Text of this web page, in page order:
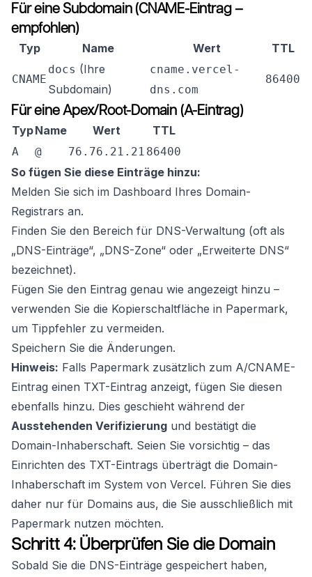
Für eine Subdomain (CNAME-Eintrag –
empfohlen)
Typ Name Wert TTL
CNAME
docs (Ihre
Subdomain)
cname.vercel-
dns.com
86400
Für eine Apex/Root-Domain (A-Eintrag)
TypName Wert TTL
A @ 76.76.21.21 86400
So fügen Sie diese Einträge hinzu:
Melden Sie sich im Dashboard Ihres Domain-
Registrars an.
Finden Sie den Bereich für DNS-Verwaltung (oft als
„DNS-Einträge“, „DNS-Zone“ oder „Erweiterte DNS“
bezeichnet).
Fügen Sie den Eintrag genau wie angezeigt hinzu –
verwenden Sie die Kopierschaltfläche in Papermark,
um Tippfehler zu vermeiden.
Speichern Sie die Änderungen.
Hinweis: Falls Papermark zusätzlich zum A/CNAME-
Eintrag einen TXT-Eintrag anzeigt, fügen Sie diesen
ebenfalls hinzu. Dies geschieht während der
Ausstehenden Verifizierung und bestätigt die
Domain-Inhaberschaft. Seien Sie vorsichtig – das
Einrichten des TXT-Eintrags überträgt die Domain-
Inhaberschaft im System von Vercel. Führen Sie dies
daher nur für Domains aus, die Sie ausschließlich mit
Papermark nutzen möchten.
Schritt 4: Überprüfen Sie die Domain
Sobald Sie die DNS-Einträge gespeichert haben,